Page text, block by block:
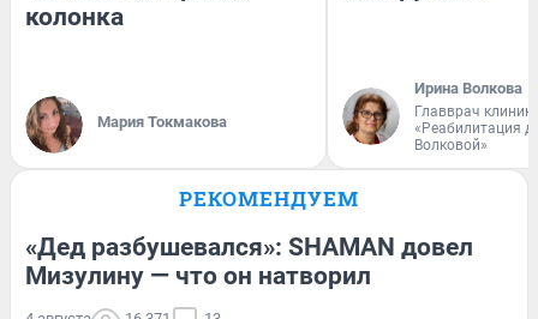
колонка
Мария Токмакова
Ирина Волкова
Главврач
«Реабилитация
Волковой»
РЕКОМЕНДУЕМ
«Дед разбушевался»: SHAMAN довел
Мизулину — что он натворил